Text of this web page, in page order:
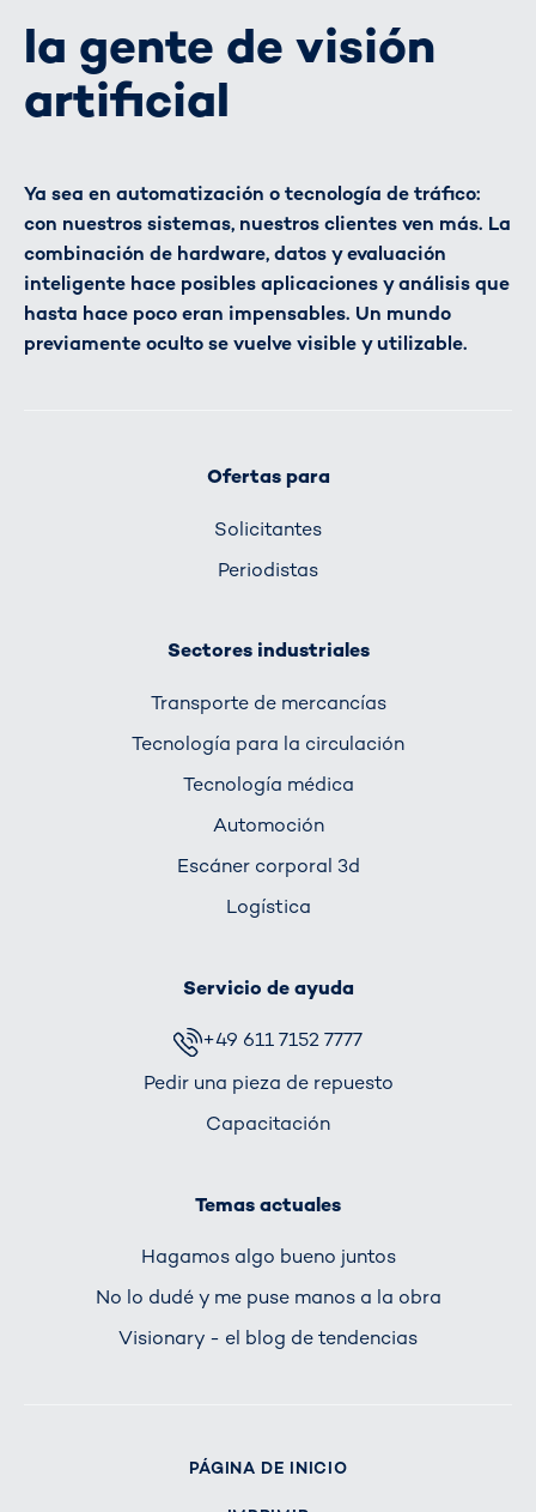
la gente de visión
artificial
Ya sea en automatización o tecnología de tráfico:
con nuestros sistemas, nuestros clientes ven más. La
combinación de hardware, datos y evaluación
inteligente hace posibles aplicaciones y análisis que
hasta hace poco eran impensables. Un mundo
previamente oculto se vuelve visible y utilizable.
Ofertas para
Solicitantes
Periodistas
Sectores industriales
Transporte de mercancías
Tecnología para la circulación
Tecnología médica
Automoción
Escáner corporal 3d
Logística
Servicio de ayuda
+49 611 7152 7777
Pedir una pieza de repuesto
Capacitación
Temas actuales
Hagamos algo bueno juntos
No lo dudé y me puse manos a la obra
Visionary - el blog de tendencias
PÁGINA DE INICIO